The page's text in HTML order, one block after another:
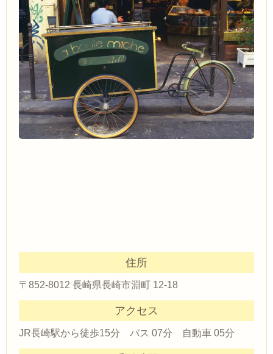
住所
〒852-8012 長崎県長崎市淵町 12-18
アクセス
JR長崎駅から徒歩15分 バス 07分 自動車 05分